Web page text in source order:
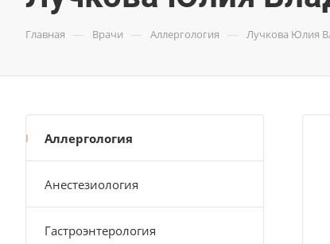
Главная — Врачи — Аллергология — Лучкова Юлия
Аллергология
Анестезиология
Гастроэнтерология